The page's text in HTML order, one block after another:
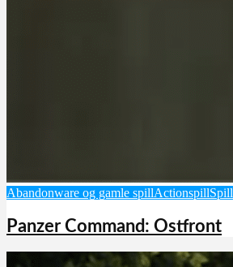
Abandonware og gamle spillActionspillSpill
Panzer Command: Ostfront